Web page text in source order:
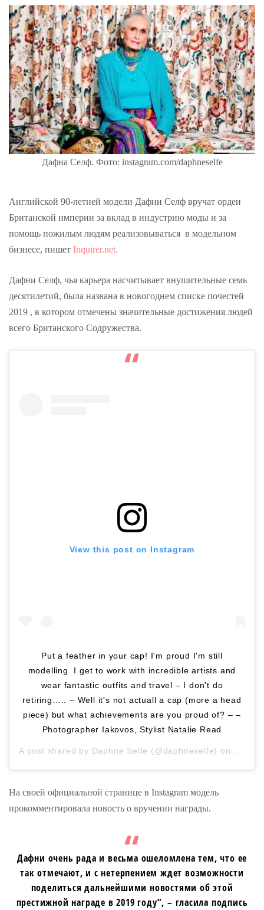
Дафна Селф. Фото: instagram.com/daphneselfe
Английской 90-летней модели Дафни Селф вручат орден
Британской империи за вклад в индустрию моды и за
помощь пожилым людям реализовываться в модельном
бизнесе, пишет Inquirer.net.
Дафни Селф, чья карьера насчитывает внушительные семь
десятилетий, была названа в новогоднем списке почестей
2019 , в котором отмечены значительные достижения людей
всего Британского Содружества.
View this post on Instagram
Put a feather in your cap! I'm proud I'm still
modelling. I get to work with incredible artists and
wear fantastic outfits and travel – I don't do
retiring….. – Well it's not actuall a cap (more a head
piece) but what achievements are you proud of? – –
Photographer Iakovos, Stylist Natalie Read
A post shared by Daphne Selfe (@daphneselfe) on Nov
На своей официальной странице в Instagram модель
прокомментировала новость о вручении награды.
Дафни очень рада и весьма ошеломлена тем, что ее
так отмечают, и с нетерпением ждет возможности
поделиться дальнейшими новостями об этой
престижной награде в 2019 году”, – гласила подпись